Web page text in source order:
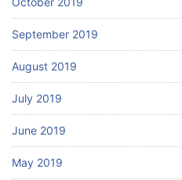
September 2019
August 2019
July 2019
June 2019
May 2019